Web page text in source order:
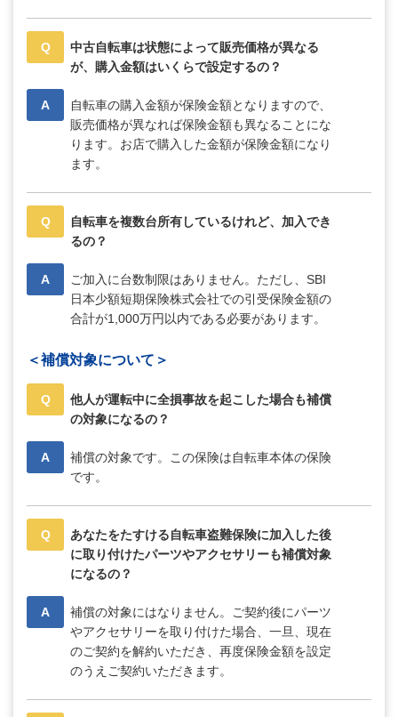
Q
中古自転車は状態によって販売価格が異なる
が、購入金額はいくらで設定するの？
A
自転車の購入金額が保険金額となりますので、
販売価格が異なれば保険金額も異なることにな
ります。お店で購入した金額が保険金額になり
ます。
Q
自転車を複数台所有しているけれど、加入でき
るの？
A
ご加入に台数制限はありません。ただし、SBI
日本少額短期保険株式会社での引受保険金額の
合計が1,000万円以内である必要があります。
＜補償対象について＞
Q
他人が運転中に全損事故を起こした場合も補償
の対象になるの？
A
補償の対象です。この保険は自転車本体の保険
です。
Q
あなたをたすける自転車盗難保険に加入した後
に取り付けたパーツやアクセサリーも補償対象
になるの？
A
補償の対象にはなりません。ご契約後にパーツ
やアクセサリーを取り付けた場合、一旦、現在
のご契約を解約いただき、再度保険金額を設定
のうえご契約いただきます。